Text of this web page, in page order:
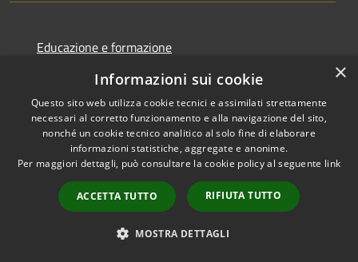
Educazione e formazione
Giustizia e sicurezza pubblica
Tributi,finanze e contravvenzioni
Ambiente
Salute, benessere e assistenza
Autorizzazioni
Agricoltura e pesca
×
Informazioni sui cookie
Questo sito web utilizza cookie tecnici e assimilati strettamente
necessari al corretto funzionamento e alla navigazione del sito,
nonché un cookie tecnico analitico al solo fine di elaborare
informazioni statistiche, aggregate e anonime.
Per maggiori dettagli, può consultare la cookie policy al seguente link
ACCETTA TUTTO RIFIUTA TUTTO
MOSTRA DETTAGLI